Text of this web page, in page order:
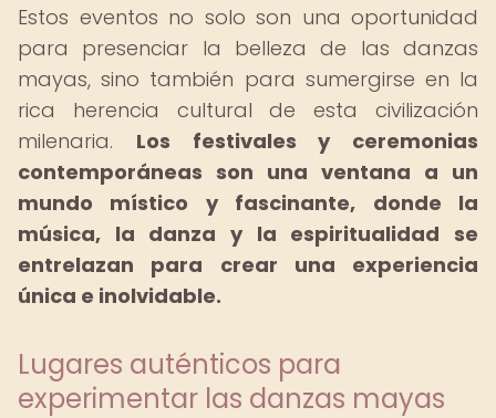
Estos eventos no solo son una oportunidad
para presenciar la belleza de las danzas
mayas, sino también para sumergirse en la
rica herencia cultural de esta civilización
milenaria. Los festivales y ceremonias
contemporáneas son una ventana a un
mundo místico y fascinante, donde la
música, la danza y la espiritualidad se
entrelazan para crear una experiencia
única e inolvidable.
Lugares auténticos para
experimentar las danzas mayas